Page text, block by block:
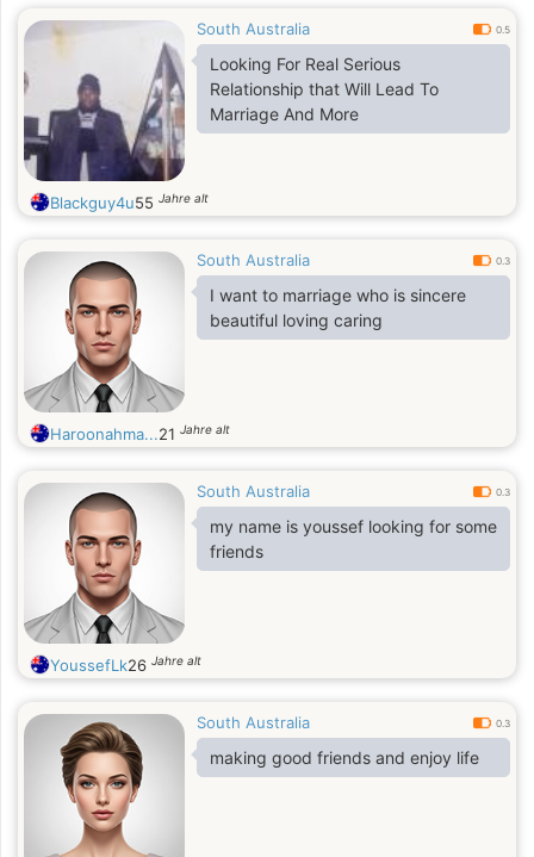
South Australia 0.5
Looking For Real Serious
Relationship that Will Lead To
Marriage And More
Blackguy4u55 Jahre alt
South Australia 0.3
I want to marriage who is sincere
beautiful loving caring
Haroonahma...21 Jahre alt
South Australia 0.3
my name is youssef looking for some
friends
YoussefLk26 Jahre alt
South Australia 0.3
making good friends and enjoy life